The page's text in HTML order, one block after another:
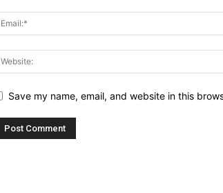
Save my name, email, and website in this